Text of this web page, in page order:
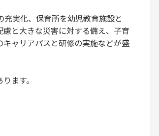
実化、保育所を幼児教育施設と
と大きな災害に対する備え、子育
ャリアパスと研修の実施などが盛
ます。